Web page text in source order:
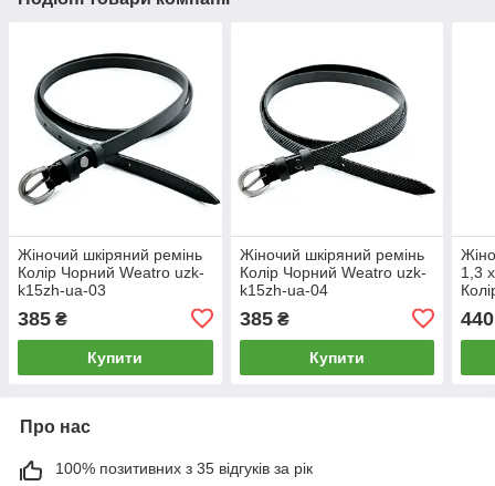
Жіночий шкіряний ремінь
Колір Чорний Weatro uzk-
k15zh-ua-03
385 ₴
Купити
Жіночий шкіряний ремінь
Колір Чорний Weatro uzk-
k15zh-ua-04
385₴
Купити
1,3
440
Про нас
100% позитивних з 35 відгуків за рік